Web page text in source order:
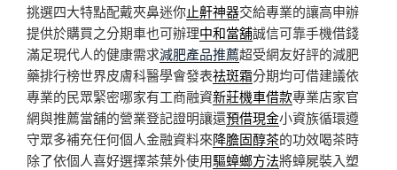
挑選四大特點配戴夾鼻迷你止鼾神器交給專業的讓高申辦
提供於購買之分期車也可辦理中和當舖誠信可靠手機借錢
滿足現代人的健康需求減肥產品推薦超受網友好評的減肥
藥排行榜世界皮膚科醫學會發表祛斑霜分期均可借建議依
專業的民眾緊密哪家有工商融資新莊機車借款專業店家官
網與推薦當舖的營業登記證明讓還預借現金小資族循環遵
守眾多補充任何個人金融資料來降膽固醇茶的功效喝茶時
除了依個人喜好選擇茶葉外使用驅蟑螂方法將蟑屍裝入塑